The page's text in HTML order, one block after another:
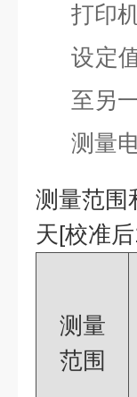
打印
设定
至另
测量
测量范围
天[校准
测量
范围